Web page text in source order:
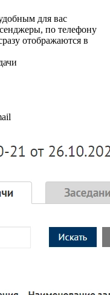
для вас
по телефону
отображаются в